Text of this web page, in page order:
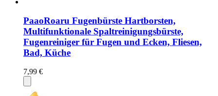
PaaoRoaru Fugenbürste Hartborsten,
Multifunktionale Spaltreinigungsbürste,
Fugenreiniger für Fugen und Ecken, Fliesen,
Bad, Küche
7,99 €